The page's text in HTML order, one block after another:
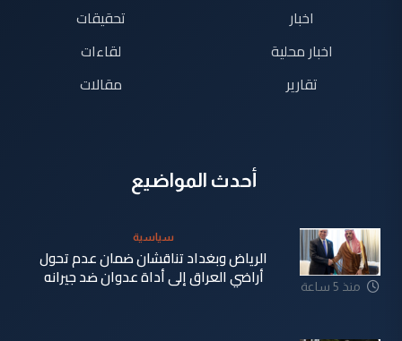
اخبار
اخبار محلية
تقارير
تحقيقات
لقاءات
مقالات
أحدث المواضيع
منذ 5 ساعة
سياسية
الرياض وبغداد تناقشان ضمان عدم تحول
أراضي العراق إلى أداة عدوان ضد جيرانه